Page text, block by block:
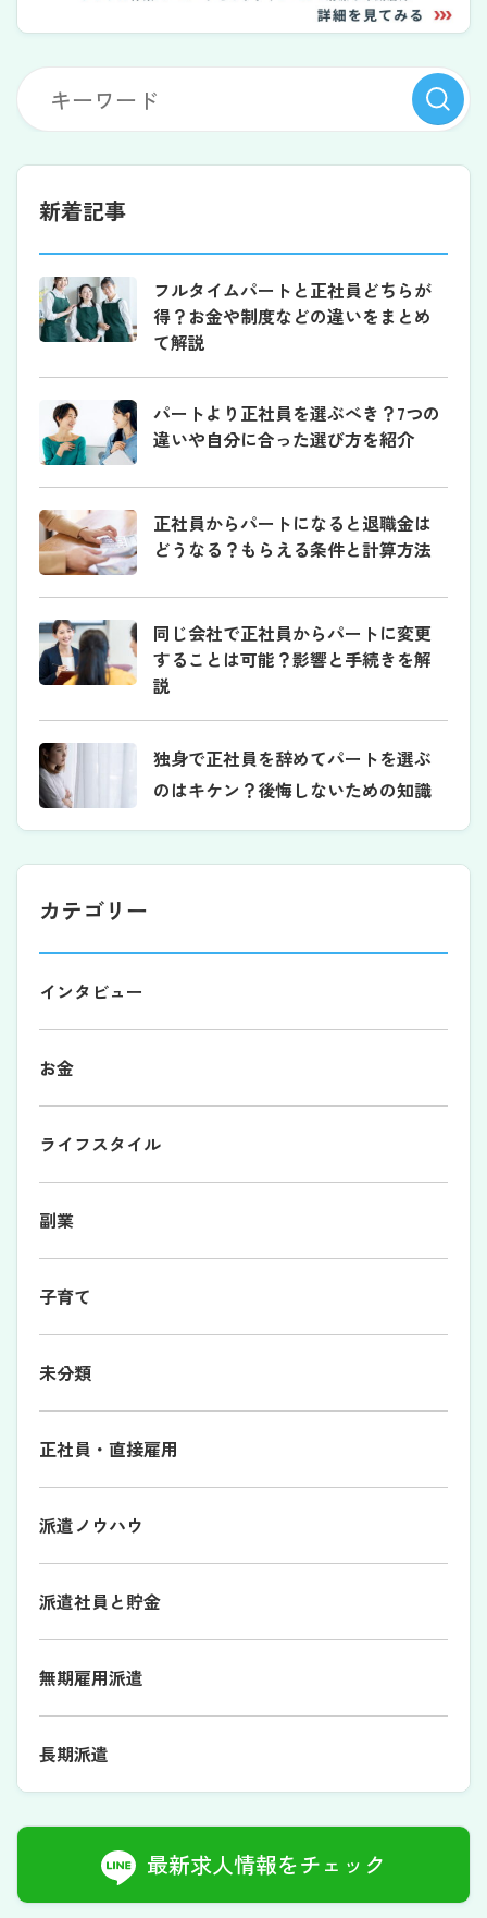
新着記事
フルタイムパートと正社員どちらが
得？お金や制度などの違いをまとめ
て解説
パートより正社員を選ぶべき？7つの
違いや自分に合った選び方を紹介
正社員からパートになると退職金は
どうなる？もらえる条件と計算方法
同じ会社で正社員からパートに変更
することは可能？影響と手続きを解
説
独身で正社員を辞めてパートを選ぶ
のはキケン？後悔しないための知識
カテゴリー
インタビュー
お金
ライフスタイル
副業
子育て
未分類
正社員・直接雇用
派遣ノウハウ
派遣社員と貯金
無期雇用派遣
長期派遣
最新求人情報をチェック